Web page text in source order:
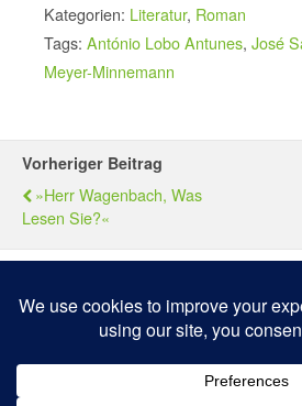
Kategorien: Literatur, Roman
Tags: António Lobo Antunes, José
Meyer-Minnemann
Vorheriger Beitrag
»Herr Wagenbach, Was
Lesen Sie?«
Zum
Mobil